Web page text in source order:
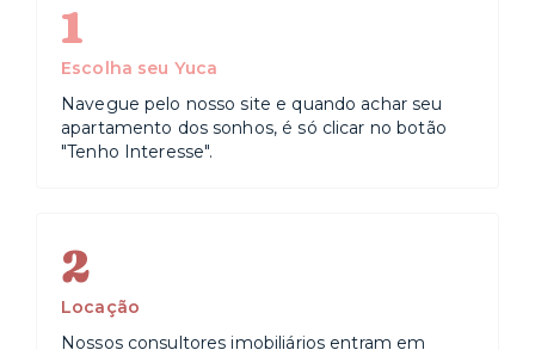
1
Escolha seu Yuca
Navegue pelo nosso site e quando achar seu
apartamento dos sonhos, é só clicar no botão
"Tenho Interesse".
2
Locação
Nossos consultores imobiliários entram em